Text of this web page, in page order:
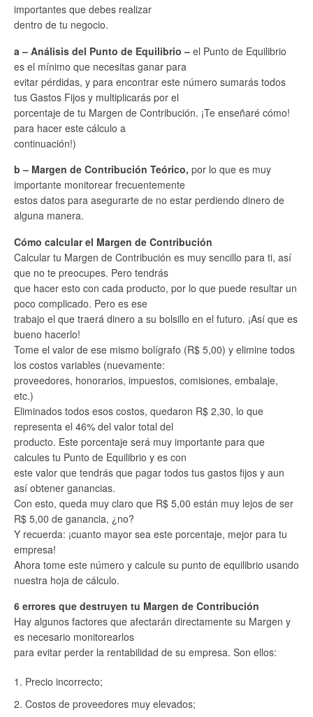
importantes que debes realizar
dentro de tu negocio.
a – Análisis del Punto de Equilibrio – el Punto de Equilibrio
es el mínimo que necesitas ganar para
evitar pérdidas, y para encontrar este número sumarás todos
tus Gastos Fijos y multiplicarás por el
porcentaje de tu Margen de Contribución. ¡Te enseñaré cómo!
para hacer este cálculo a
continuación!)
b – Margen de Contribución Teórico, por lo que es muy
importante monitorear frecuentemente
estos datos para asegurarte de no estar perdiendo dinero de
alguna manera.
Cómo calcular el Margen de Contribución
Calcular tu Margen de Contribución es muy sencillo para ti, así
que no te preocupes. Pero tendrás
que hacer esto con cada producto, por lo que puede resultar un
poco complicado. Pero es ese
trabajo el que traerá dinero a su bolsillo en el futuro. ¡Así que es
bueno hacerlo!
Tome el valor de ese mismo bolígrafo (R$ 5,00) y elimine todos
los costos variables (nuevamente:
proveedores, honorarios, impuestos, comisiones, embalaje,
etc.)
Eliminados todos esos costos, quedaron R$ 2,30, lo que
representa el 46% del valor total del
producto. Este porcentaje será muy importante para que
calcules tu Punto de Equilibrio y es con
este valor que tendrás que pagar todos tus gastos fijos y aun
así obtener ganancias.
Con esto, queda muy claro que R$ 5,00 están muy lejos de ser
R$ 5,00 de ganancia, ¿no?
Y recuerda: ¡cuanto mayor sea este porcentaje, mejor para tu
empresa!
Ahora tome este número y calcule su punto de equilibrio usando
nuestra hoja de cálculo.
6 errores que destruyen tu Margen de Contribución
Hay algunos factores que afectarán directamente su Margen y
es necesario monitorearlos
para evitar perder la rentabilidad de su empresa. Son ellos:
Precio incorrecto;
Costos de proveedores muy elevados;